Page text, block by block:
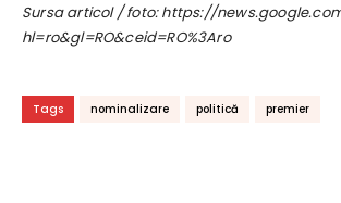
Sursa articol / foto: https://
hl=ro&gl=RO&ceid=RO%3Aro
Tags nominalizare politică premier